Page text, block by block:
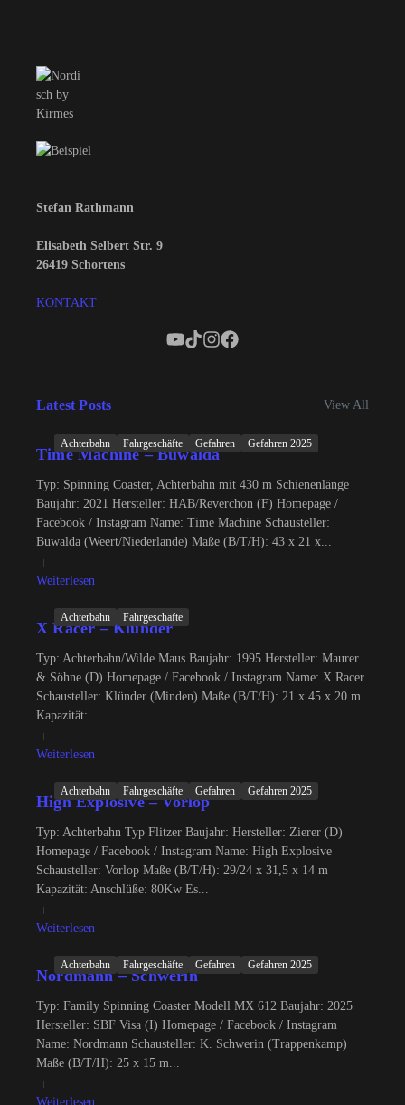
Stefan Rathmann
Elisabeth Selbert Str. 9
26419 Schortens
KONTAKT
Latest Posts View All
Achterbahn Fahrgeschäfte Gefahren Gefahren 2025
Time Machine – Buwalda
Typ: Spinning Coaster, Achterbahn mit 430 m Schienenlänge
Baujahr: 2021 Hersteller: HAB/Reverchon (F) Homepage /
Facebook / Instagram Name: Time Machine Schausteller:
Buwalda (Weert/Niederlande) Maße (B/T/H): 43 x 21 x...
Weiterlesen
Achterbahn Fahrgeschäfte
X Racer – Klünder
Typ: Achterbahn/Wilde Maus Baujahr: 1995 Hersteller: Maurer
& Söhne (D) Homepage / Facebook / Instagram Name: X Racer
Schausteller: Klünder (Minden) Maße (B/T/H): 21 x 45 x 20 m
Kapazität:...
Weiterlesen
Achterbahn Fahrgeschäfte Gefahren Gefahren 2025
High Explosive – Vorlop
Typ: Achterbahn Typ Flitzer Baujahr: Hersteller: Zierer (D)
Homepage / Facebook / Instagram Name: High Explosive
Schausteller: Vorlop Maße (B/T/H): 29/24 x 31,5 x 14 m
Kapazität: Anschlüße: 80Kw Es...
Weiterlesen
Achterbahn Fahrgeschäfte Gefahren Gefahren 2025
Nordmann – Schwerin
Typ: Family Spinning Coaster Modell MX 612 Baujahr: 2025
Hersteller: SBF Visa (I) Homepage / Facebook / Instagram
Name: Nordmann Schausteller: K. Schwerin (Trappenkamp)
Maße (B/T/H): 25 x 15 m...
Weiterlesen